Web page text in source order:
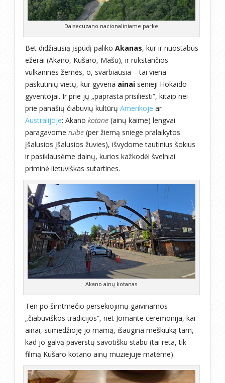
Daisecuzano nacionaliniame parke
Bet didžiausią įspūdį paliko Akanas, kur ir nuostabūs
ežerai (Akano, Kušaro, Mašu), ir rūkstančios
vulkaninės žemės, o, svarbiausia – tai viena
paskutinių vietų, kur gyvena ainai senieji Hokaido
gyventojai. Ir prie jų „paprasta prisiliesti“, kitaip nei
prie panašių čiabuvių kultūrų Amerikoje ar
Australijoje: Akano kotane (ainų kaime) lengvai
paragavome ruibe (per žiemą sniege pralaikytos
įšalusios įšalusios žuvies), išvydome tautinius šokius
ir pasiklausėme dainų, kurios kažkodėl švelniai
priminė lietuviškas sutartines.
Akano ainų kotanas
Ten po šimtmečio persekiojimų gaivinamos
„čiabuviškos tradicijos“, net Jomante ceremonija, kai
ainai, sumedžioję jo mamą, išaugina meškiuką tam,
kad jo galvą paverstų savotišku stabu (tai reta, tik
filmą Kušaro kotano ainų muziejuje matėme).